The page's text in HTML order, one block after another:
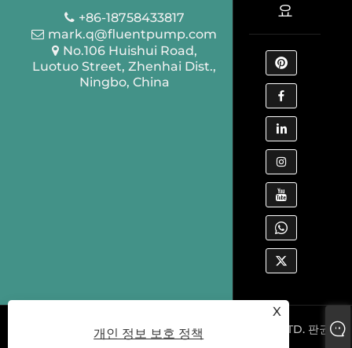
+86-18758433817
mark.q@fluentpump.com
No.106 Huishui Road,
Luotuo Street, Zhenhai Dist.,
Ningbo, China
요
Copyright © 2022 NINGBO FLUENT TOOLS CO., LTD. 판권
X
개인 정보 보호 정책